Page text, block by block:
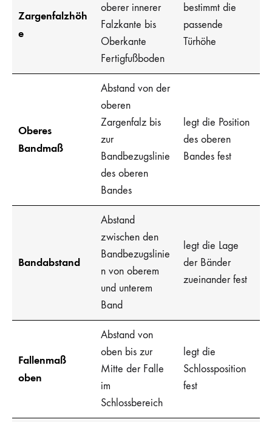
Zargenfalzhöh
e
oberer innerer
Falzkante bis
Oberkante
Fertigfußboden
bestimmt die
passende
Türhöhe
Oberes
Bandmaß
Abstand von der
oberen
Zargenfalz bis
zur
Bandbezugslinie
des oberen
Bandes
legt die Position
des oberen
Bandes fest
Bandabstand
Abstand
zwischen den
Bandbezugslinie
n von oberem
und unterem
Band
legt die Lage
der Bänder
zueinander fest
Fallenmaß
oben
Abstand von
oben bis zur
Mitte der Falle
im
Schlossbereich
legt die
Schlossposition
fest